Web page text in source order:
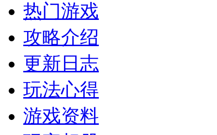
热门游戏
攻略介绍
更新日志
玩法心得
游戏资料